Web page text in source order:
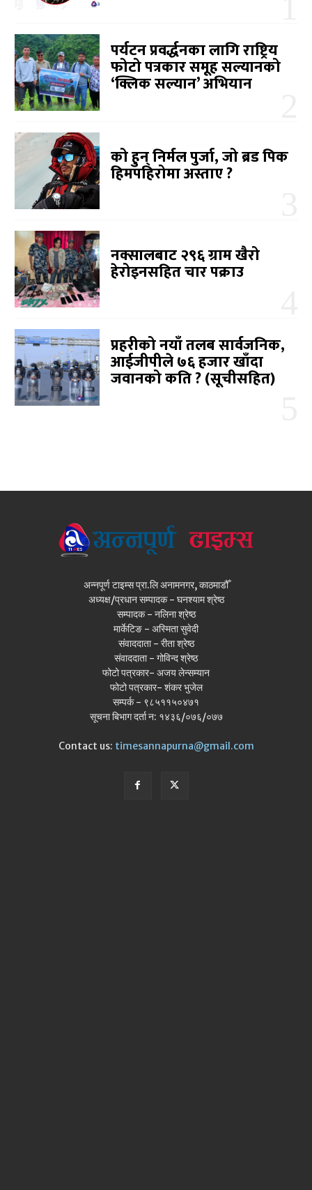
पर्यटन प्रवर्द्धनका लागि राष्ट्रिय
फोटो पत्रकार समूह सल्यानको
‘क्लिक सल्यान’ अभियान
को हुन् निर्मल पुर्जा, जो ब्रड पिक
हिमपहिरोमा अस्ताए ?
नक्सालबाट २९६ ग्राम खैरो
हेरोइनसहित चार पक्राउ
प्रहरीको नयाँ तलब सार्वजनिक,
आईजीपीले ७६ हजार खाँदा
जवानको कति ? (सूचीसहित)
अन्नपूर्ण टाइम्स प्रा.लि अनामनगर, काठमाडौँ
अध्यक्ष/प्रधान सम्पादक - घनश्याम श्रेष्ठ
सम्पादक - नलिना श्रेष्ठ
मार्केटिङ - अस्मिता सुवेदी
संवाददाता - रीता श्रेष्ठ
संवाददाता - गोविन्द श्रेष्ठ
फोटो पत्रकार- अजय लेन्सम्यान
फोटो पत्रकार- शंकर भुजेल
सम्पर्क - ९८५११५०४७१
सूचना बिभाग दर्ता न: १४३६/०७६/०७७
Contact us: timesannapurna@gmail.com